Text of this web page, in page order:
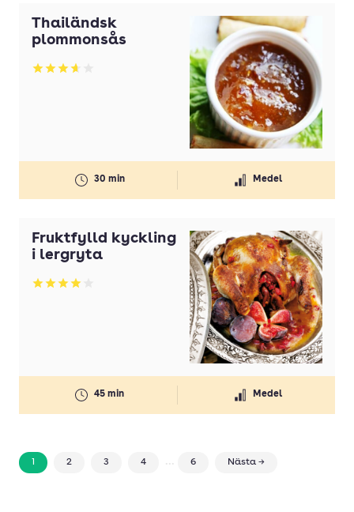
Thailändsk
plommonsås
Betyg: 3.64 av 5
30 min Medel
Fruktfylld kyckling
i lergryta
Betyg: 4 av 5
45 min Medel
1 2 3 4 ... 6 Nästa →